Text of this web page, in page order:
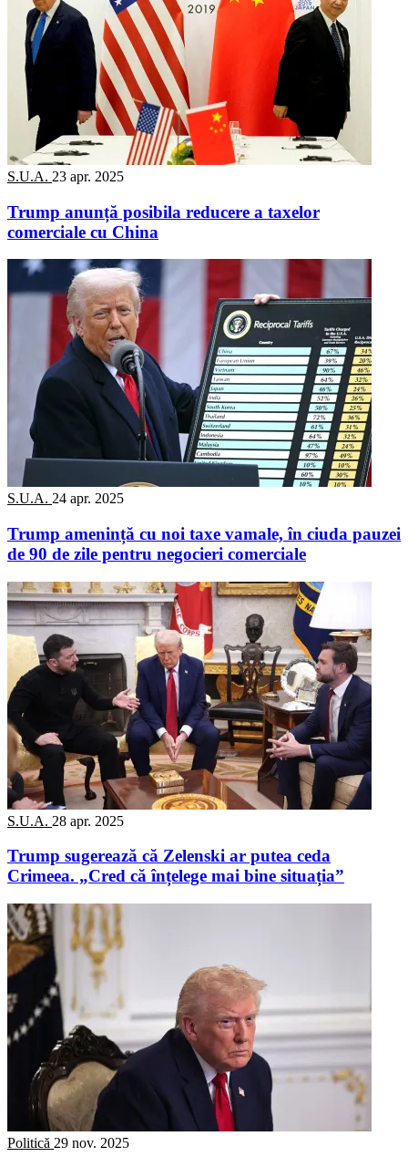
S.U.A. 23 apr. 2025
Trump anunță posibila reducere a taxelor
comerciale cu China
S.U.A. 24 apr. 2025
Trump amenință cu noi taxe vamale, în ciuda pauzei
de 90 de zile pentru negocieri comerciale
S.U.A. 28 apr. 2025
Trump sugerează că Zelenski ar putea ceda
Crimeea. „Cred că înțelege mai bine situația”
Politică 29 nov. 2025